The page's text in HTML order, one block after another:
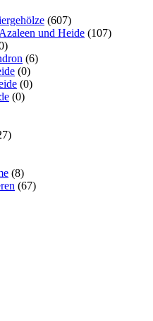
(607)
und Heide (107)
(6)
(0)
(0)
(0)
(8)
(67)